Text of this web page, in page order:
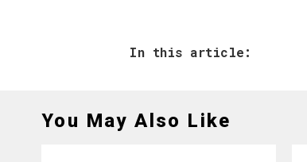
In this article:
You May Also Like